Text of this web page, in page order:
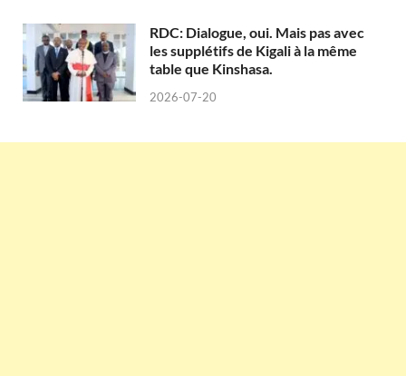
RDC: Dialogue, oui. Mais pas avec
les supplétifs de Kigali à la même
table que Kinshasa.
2026-07-20